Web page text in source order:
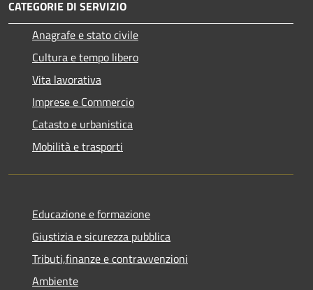
CATEGORIE DI SERVIZIO
Anagrafe e stato civile
Cultura e tempo libero
Vita lavorativa
Imprese e Commercio
Catasto e urbanistica
Mobilità e trasporti
Educazione e formazione
Giustizia e sicurezza pubblica
Tributi,finanze e contravvenzioni
Ambiente